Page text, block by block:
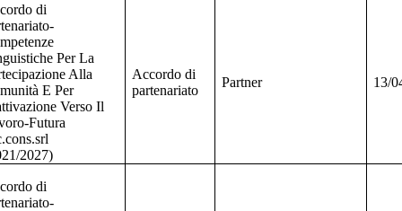
di
Per La
Alla
E Per
Verso Il
Futura
2027)
Accordo di
partenariato
Partner 13/
di